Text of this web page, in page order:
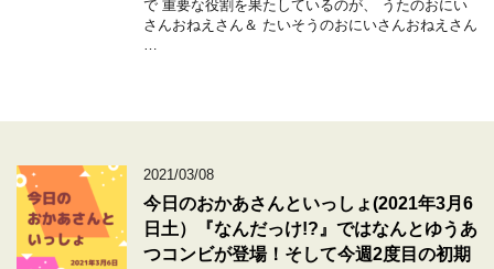
で 重要な役割を果たしているのが、 うたのおにい
さんおねえさん＆ たいそうのおにいさんおねえさん
…
2021/03/08
今日のおかあさんといっしょ(2021年3月6
日土）『なんだっけ!?』ではなんとゆうあ
つコンビが登場！そして今週2度目の初期